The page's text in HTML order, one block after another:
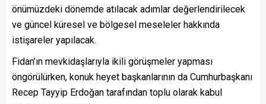
önümüzdeki dönemde atılacak adımlar değerlendirilecek
ve güncel küresel ve bölgesel meseleler hakkında
istişareler yapılacak.
Fidan’ın mevkidaşlarıyla ikili görüşmeler yapması
öngörülürken, konuk heyet başkanlarının da Cumhurbaşkanı
Recep Tayyip Erdoğan tarafından toplu olarak kabul